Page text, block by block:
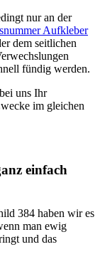
nur an der
Aufkleber
dem seitlichen
fündig werden.
uns Ihr
im gleichen
einfach
384 haben wir es
man ewig
und das